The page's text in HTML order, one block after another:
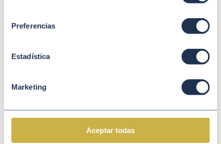
Preferencias
Estadística
Marketing
Aceptar todas
Participa en la V Consulta Empresarial